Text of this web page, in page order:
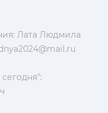
Лата Людмила